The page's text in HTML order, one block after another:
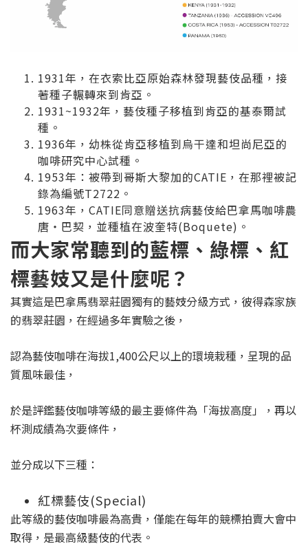
1931年，在衣索比亞原始森林發現藝伎品種，接
著種子輾轉來到肯亞。
1931~1932年，藝伎種子移植到肯亞的基泰爾試
種。
1936年，幼株從肯亞移植到烏干達和坦尚尼亞的
咖啡研究中心試種。
1953年：被帶到哥斯大黎加的CATIE，在那裡被記
錄為編號T2722。
1963年，CATIE同意贈送抗病藝伎給巴拿馬咖啡農
唐‧巴契，並種植在波奎特(Boquete)。
而大家常聽到的藍標、綠標、紅
標藝妓又是什麼呢？
其實這是巴拿馬翡翠莊園獨有的藝妓分級方式，彼得森家族
的翡翠莊園，在經過多年實驗之後，
認為藝伎咖啡在海拔1,400公尺以上的環境栽種，呈現的品
質風味最佳，
於是評鑑藝伎咖啡等級的最主要條件為「海拔高度」，再以
杯測成績為次要條件，
並分成以下三種：
紅標藝伎(Special)
此等級的藝伎咖啡最為高貴，僅能在每年的競標拍賣大會中
取得，是最高級藝伎的代表。